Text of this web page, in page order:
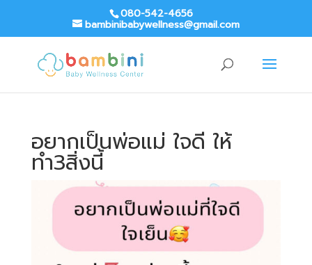
080-542-4656
bambinibabywellness@gmail.com
อยากเป็นพ่อแม่ ใจดี ให้
ทำ3สิ่งนี้